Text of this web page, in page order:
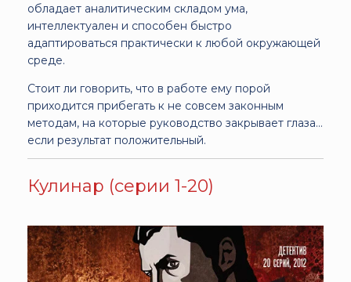
обладает аналитическим складом ума,
интеллектуален и способен быстро
адаптироваться практически к любой окружающей
среде.
Стоит ли говорить, что в работе ему порой
приходится прибегать к не совсем законным
методам, на которые руководство закрывает глаза…
если результат положительный.
Кулинар (серии 1-20)